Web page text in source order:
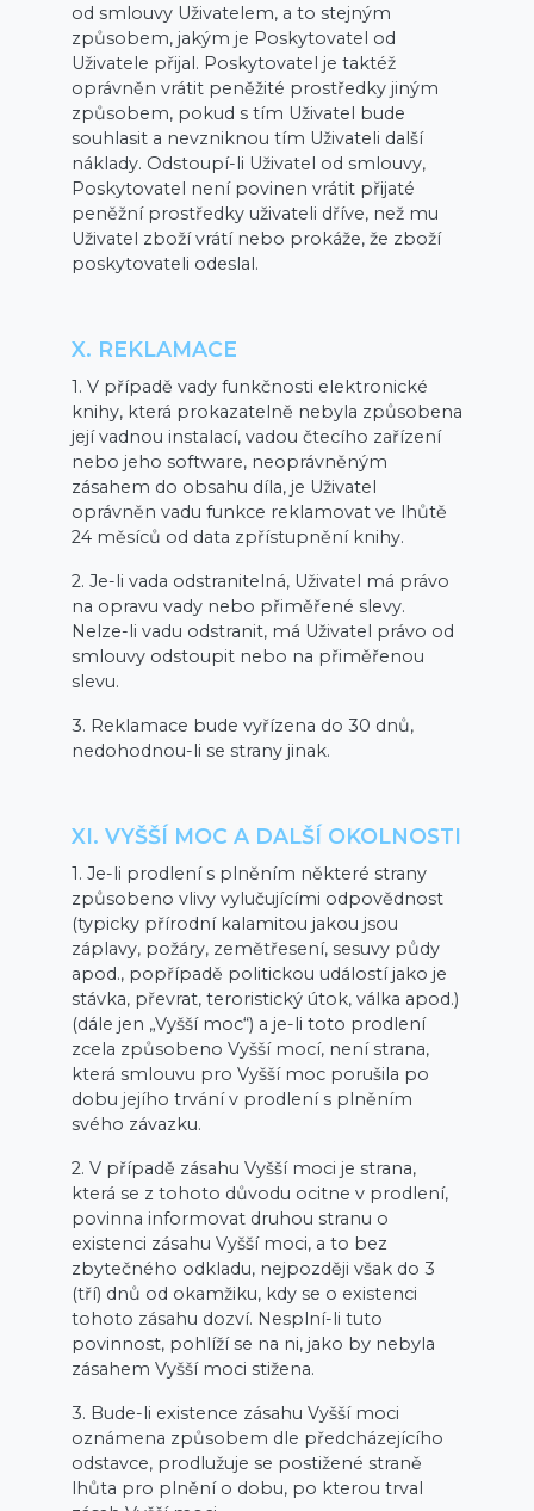
od smlouvy Uživatelem, a to stejným
způsobem, jakým je Poskytovatel od
Uživatele přijal. Poskytovatel je taktéž
oprávněn vrátit peněžité prostředky jiným
způsobem, pokud s tím Uživatel bude
souhlasit a nevzniknou tím Uživateli další
náklady. Odstoupí-li Uživatel od smlouvy,
Poskytovatel není povinen vrátit přijaté
peněžní prostředky uživateli dříve, než mu
Uživatel zboží vrátí nebo prokáže, že zboží
poskytovateli odeslal.
X. REKLAMACE
1. V případě vady funkčnosti elektronické
knihy, která prokazatelně nebyla způsobena
její vadnou instalací, vadou čtecího zařízení
nebo jeho software, neoprávněným
zásahem do obsahu díla, je Uživatel
oprávněn vadu funkce reklamovat ve lhůtě
24 měsíců od data zpřístupnění knihy.
2. Je-li vada odstranitelná, Uživatel má právo
na opravu vady nebo přiměřené slevy.
Nelze-li vadu odstranit, má Uživatel právo od
smlouvy odstoupit nebo na přiměřenou
slevu.
3. Reklamace bude vyřízena do 30 dnů,
nedohodnou-li se strany jinak.
XI. VYŠŠÍ MOC A DALŠÍ OKOLNOSTI
1. Je-li prodlení s plněním některé strany
způsobeno vlivy vylučujícími odpovědnost
(typicky přírodní kalamitou jakou jsou
záplavy, požáry, zemětřesení, sesuvy půdy
apod., popřípadě politickou událostí jako je
stávka, převrat, teroristický útok, válka apod.)
(dále jen „Vyšší moc“) a je-li toto prodlení
zcela způsobeno Vyšší mocí, není strana,
která smlouvu pro Vyšší moc porušila po
dobu jejího trvání v prodlení s plněním
svého závazku.
2. V případě zásahu Vyšší moci je strana,
která se z tohoto důvodu ocitne v prodlení,
povinna informovat druhou stranu o
existenci zásahu Vyšší moci, a to bez
zbytečného odkladu, nejpozději však do 3
(tří) dnů od okamžiku, kdy se o existenci
tohoto zásahu dozví. Nesplní-li tuto
povinnost, pohlíží se na ni, jako by nebyla
zásahem Vyšší moci stižena.
3. Bude-li existence zásahu Vyšší moci
oznámena způsobem dle předcházejícího
odstavce, prodlužuje se postižené straně
lhůta pro plnění o dobu, po kterou trval